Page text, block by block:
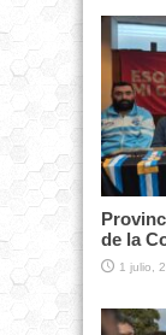
de la
1 julio,